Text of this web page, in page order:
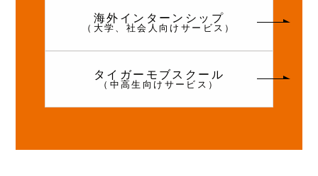
海外インターンシップ
（大学、社会人向けサービス）
タイガーモブスクール
（中高生向けサービス）